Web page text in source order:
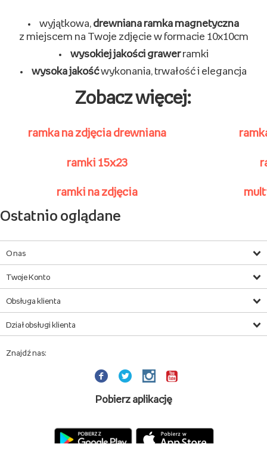
wyjątkowa, drewniana ramka magnetyczna
z miejscem na Twoje zdjęcie w formacie 10x10cm
wysokiej jakości grawerramki
wysoka jakośćwykonania, trwałość i elegancja
Zobacz więcej:
ramka na zdjęcia drewniana
ramki 15x23
ramki na zdjęcia
Ostatnio oglądane
O nas
Twoje Konto
Obsługa klienta
Dział obsługi klienta